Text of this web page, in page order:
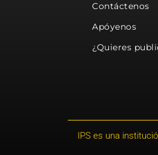
Contáctenos
Apóyenos
¿Quieres
IPS es una